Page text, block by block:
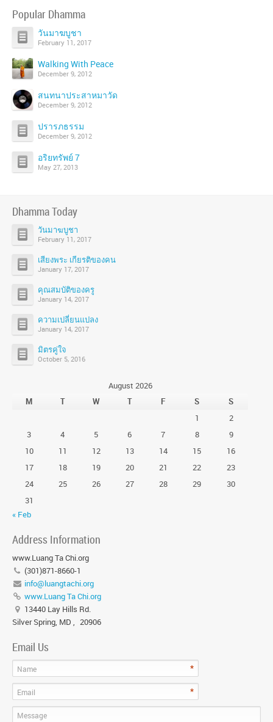
Popular Dhamma
วันมาฆบูชา
February 11, 2017
Walking With Peace
December 9, 2012
สนทนาประสาหมาวัด
December 9, 2012
ปรารภธรรม
December 9, 2012
อริยทรัพย์ 7
May 27, 2013
Dhamma Today
วันมาฆบูชา
February 11, 2017
เสียงพระ เกียรติของคน
January 17, 2017
คุณสมบัติของครู
January 14, 2017
ความเปลี่ยนแปลง
January 14, 2017
มิตรคู่ใจ
October 5, 2016
August 2026
M
T W T F S
S
1
2
3
4 5 6 7 8
9
10
11 12 13 14 15
16
17
18 19 20 21 22
23
24
25 26 27 28 29
30
31
« Feb
Address Information
www.Luang Ta Chi.org
(301)871-8660-1
info@luangtachi.org
www.Luang Ta Chi.org
13440 Lay Hills Rd.
Silver Spring, MD , 20906
Email Us
Name *
Email *
Message